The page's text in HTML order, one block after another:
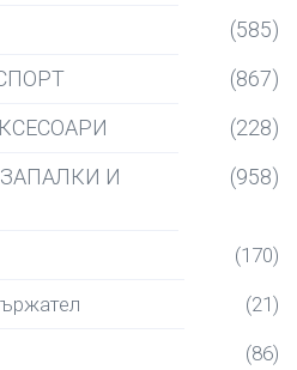
(585)
(867)
(228)
И
(958)
(170)
(21)
(86)